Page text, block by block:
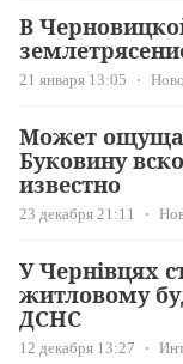
В
21 января 13:05
Может
Буковину
известно
23 декабря 21:11
У Чернівцях
житловому
ДСНС
12 декабря 13:27